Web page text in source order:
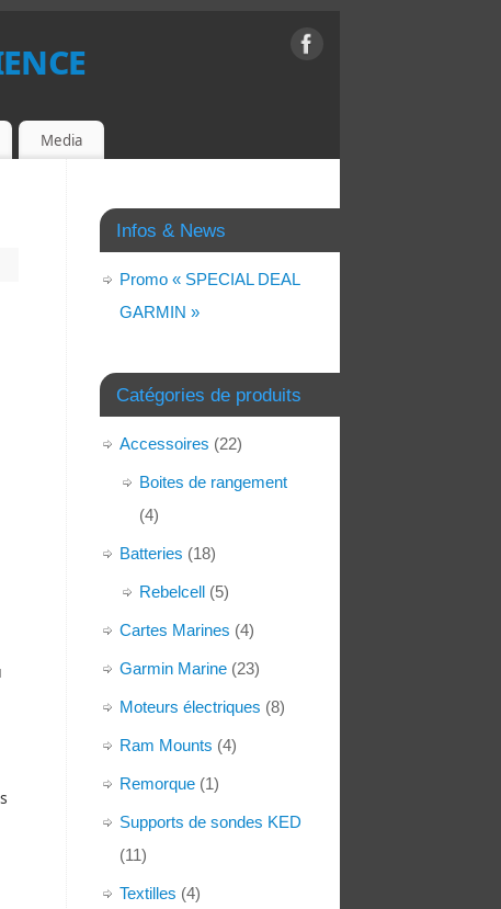
Media
Infos & News
Promo « SPECIAL DEAL
GARMIN »
Catégories de produits
Accessoires (22)
Boites de rangement
(4)
Batteries (18)
Rebelcell (5)
Cartes Marines (4)
Garmin Marine (23)
Moteurs électriques (8)
Ram Mounts (4)
Remorque (1)
Supports de sondes KED
(11)
Textilles (4)